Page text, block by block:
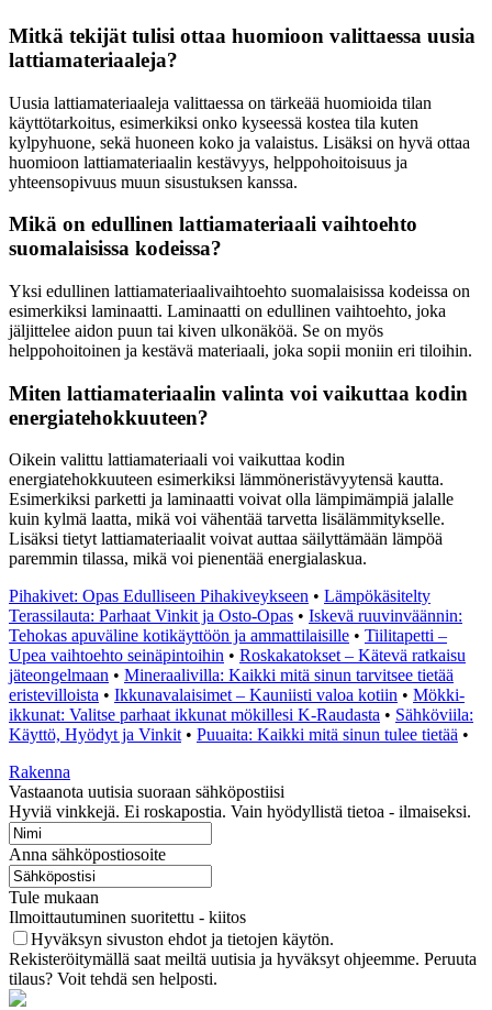
Mitkä tekijät tulisi ottaa huomioon valittaessa uusia
lattiamateriaaleja?
Uusia lattiamateriaaleja valittaessa on tärkeää huomioida tilan
käyttötarkoitus, esimerkiksi onko kyseessä kostea tila kuten
kylpyhuone, sekä huoneen koko ja valaistus. Lisäksi on hyvä ottaa
huomioon lattiamateriaalin kestävyys, helppohoitoisuus ja
yhteensopivuus muun sisustuksen kanssa.
Mikä on edullinen lattiamateriaali vaihtoehto
suomalaisissa kodeissa?
Yksi edullinen lattiamateriaalivaihtoehto suomalaisissa kodeissa on
esimerkiksi laminaatti. Laminaatti on edullinen vaihtoehto, joka
jäljittelee aidon puun tai kiven ulkonäköä. Se on myös
helppohoitoinen ja kestävä materiaali, joka sopii moniin eri tiloihin.
Miten lattiamateriaalin valinta voi vaikuttaa kodin
energiatehokkuuteen?
Oikein valittu lattiamateriaali voi vaikuttaa kodin
energiatehokkuuteen esimerkiksi lämmöneristävyytensä kautta.
Esimerkiksi parketti ja laminaatti voivat olla lämpimämpiä jalalle
kuin kylmä laatta, mikä voi vähentää tarvetta lisälämmitykselle.
Lisäksi tietyt lattiamateriaalit voivat auttaa säilyttämään lämpöä
paremmin tilassa, mikä voi pienentää energialaskua.
Pihakivet: Opas Edulliseen Pihakiveykseen • Lämpökäsitelty
Terassilauta: Parhaat Vinkit ja Osto-Opas • Iskevä ruuvinväännin:
Tehokas apuväline kotikäyttöön ja ammattilaisille • Tiilitapetti –
Upea vaihtoehto seinäpintoihin • Roskakatokset – Kätevä ratkaisu
jäteongelmaan • Mineraalivilla: Kaikki mitä sinun tarvitsee tietää
eristevilloista • Ikkunavalaisimet – Kauniisti valoa kotiin • Mökki-
ikkunat: Valitse parhaat ikkunat mökillesi K-Raudasta • Sähköviila:
Käyttö, Hyödyt ja Vinkit• Puuaita: Kaikki mitä sinun tulee tietää •
Rakenna
Vastaanota uutisia suoraan sähköpostiisi
Hyviä vinkkejä. Ei roskapostia. Vain hyödyllistä tietoa - ilmaiseksi.
Anna sähköpostiosoite
Tule mukaan
Ilmoittautuminen suoritettu - kiitos
Hyväksyn sivuston ehdot ja tietojen käytön.
Rekisteröitymällä saat meiltä uutisia ja hyväksyt ohjeemme. Peruuta
tilaus? Voit tehdä sen helposti.